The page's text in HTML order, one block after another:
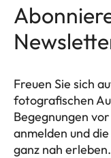
Freuen Sie sich
fotografischen
Begegnungen
anmelden und
ganz nah erleben.